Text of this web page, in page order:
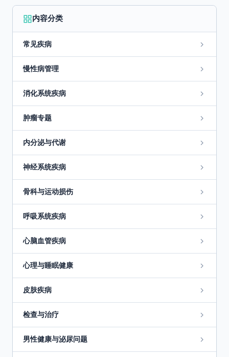
内容分类
常见疾病
慢性病管理
消化系统疾病
肿瘤专题
内分泌与代谢
神经系统疾病
骨科与运动损伤
呼吸系统疾病
心脑血管疾病
心理与睡眠健康
皮肤疾病
检查与治疗
男性健康与泌尿问题